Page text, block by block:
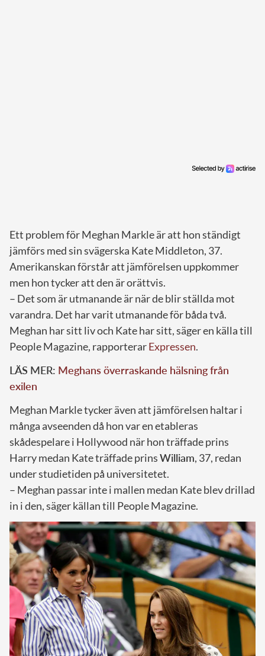
Ett problem för Meghan Markle är att hon ständigt
jämförs med sin svägerska Kate Middleton, 37.
Amerikanskan förstår att jämförelsen uppkommer
men hon tycker att den är orättvis.
– Det som är utmanande är när de blir ställda mot
varandra. Det har varit utmanande för båda två.
Meghan har sitt liv och Kate har sitt, säger en källa till
People Magazine, rapporterarExpressen.
LÄS MER: Meghans överraskande hälsning från
exilen
Meghan Markle tycker även att jämförelsen haltar i
många avseenden då hon var en etableras
skådespelare i Hollywood när hon träffade prins
Harry medan Kate träffade prinsWilliam, 37, redan
under studietiden på universitetet.
– Meghan passar inte i mallen medan Kate blev drillad
in i den, säger källan till People Magazine.